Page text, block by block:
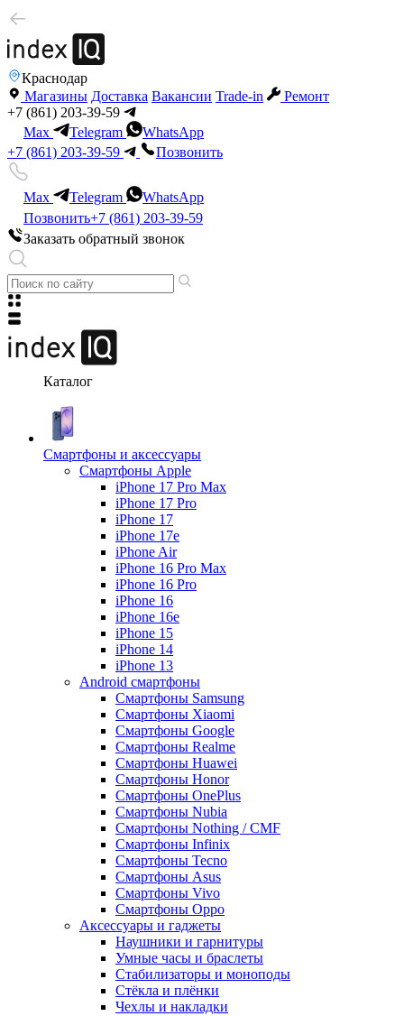
Краснодар
Магазины Доставка Вакансии Trade-in
Ремонт
+7 (861) 203-39-59
Max
Telegram
WhatsApp
+7 (861) 203-39-59
Позвонить
Max Telegram
WhatsApp
Позвонить+7 (861) 203-39-59
Заказать обратный звонок
Каталог
Смартфоны и аксессуары
Смартфоны Apple
iPhone 17 Pro Max
iPhone 17 Pro
iPhone 17
iPhone 17e
iPhone Air
iPhone 16 Pro Max
iPhone 16 Pro
iPhone 16
iPhone 16e
iPhone 15
iPhone 14
iPhone 13
Android cмартфоны
Смартфоны Samsung
Смартфоны Xiaomi
Смартфоны Google
Смартфоны Realme
Смартфоны Huawei
Смартфоны Honor
Смартфоны OnePlus
Смартфоны Nubia
Смартфоны Nothing / CMF
Смартфоны Infinix
Смартфоны Tecno
Смартфоны Asus
Смартфоны Vivo
Смартфоны Oppo
Аксессуары и гаджеты
Наушники и гарнитуры
Умные часы и браслеты
Стабилизаторы и моноподы
Стёкла и плёнки
Чехлы и накладки